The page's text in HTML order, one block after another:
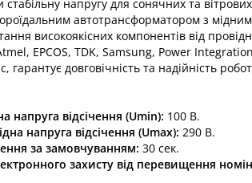
напругу для сонячних та
автотрансформатором з
високоякісних компонентів від
EPCOS, TDK, Samsung, Power
гарантує довговічність та надійність
напруга відсічення (Umin): 100 В.​
напруга відсічення (Umax): 290 В.​
за замовчуванням: 30 сек.​
захисту від перевищення